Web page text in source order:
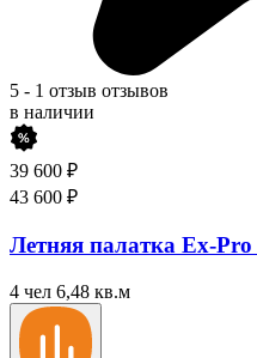
5 - 1 отзыв отзывов
в наличии
39 600 ₽
43 600 ₽
Летняя палатка Ex-Pro
4 чел 6,48 кв.м